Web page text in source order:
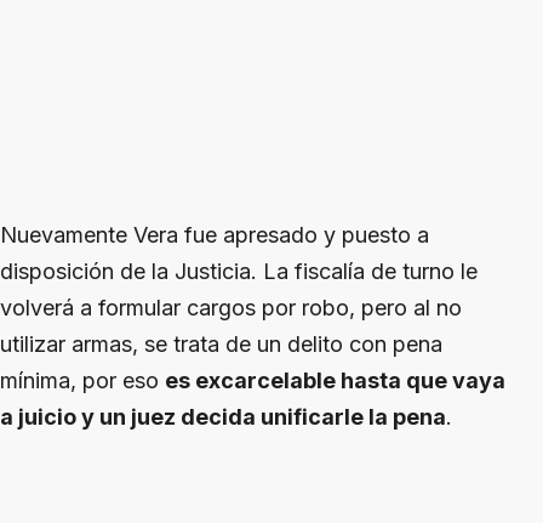
Nuevamente Vera fue apresado y puesto a
disposición de la Justicia. La fiscalía de turno le
volverá a formular cargos por robo, pero al no
utilizar armas, se trata de un delito con pena
mínima, por eso es excarcelable hasta que vaya
a juicio y un juez decida unificarle la pena.